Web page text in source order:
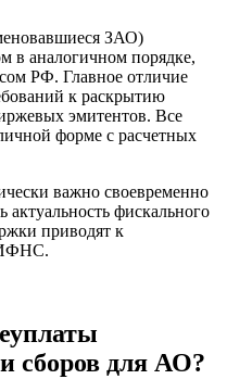
ЗАО)
в аналогичном порядке,
РФ. Главное отличие
к раскрытию
эмитентов. Все
форме с расчетных
важно своевременно
актуальность фискального
приводят к
ИФНС.
сборов для АО?